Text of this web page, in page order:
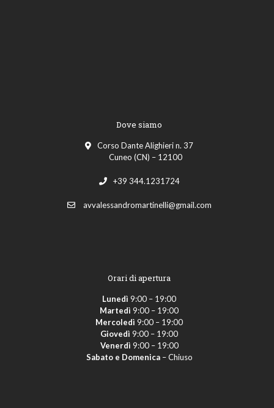
Dove siamo
Corso Dante Alighieri n. 37
Cuneo (CN) – 12100
+39 344.1231724
avvalessandromartinelli@gmail.com
Orari di apertura
Lunedì 9:00 – 19:00
Martedì 9:00 – 19:00
Mercoledì 9:00 – 19:00
Giovedì 9:00 – 19:00
Venerdì 9:00 – 19:00
Sabato e Domenica– Chiuso